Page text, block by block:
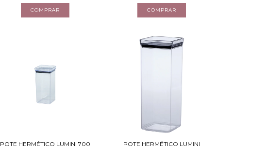
POTE HERMÉTICO LUMINI 700
POTE HERMÉTICO LUMINI